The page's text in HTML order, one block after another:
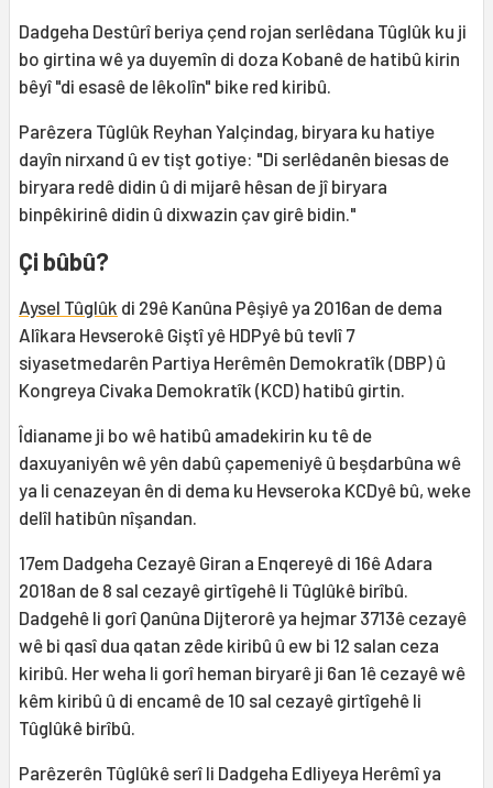
Dadgeha Destûrî beriya çend rojan serlêdana Tûglûk ku ji
bo girtina wê ya duyemîn di doza Kobanê de hatibû kirin
bêyî "di esasê de lêkolîn" bike red kiribû.
Parêzera Tûglûk Reyhan Yalçindag, biryara ku hatiye
dayîn nirxand û ev tişt gotiye: "Di serlêdanên biesas de
biryara redê didin û di mijarê hêsan de jî biryara
binpêkirinê didin û dixwazin çav girê bidin."
Çi bûbû?
Aysel Tûglûk di 29ê Kanûna Pêşiyê ya 2016an de dema
Alîkara Hevserokê Giştî yê HDPyê bû tevlî 7
siyasetmedarên Partiya Herêmên Demokratîk (DBP) û
Kongreya Civaka Demokratîk (KCD) hatibû girtin.
Îdianame ji bo wê hatibû amadekirin ku tê de
daxuyaniyên wê yên dabû çapemeniyê û beşdarbûna wê
ya li cenazeyan ên di dema ku Hevseroka KCDyê bû, weke
delîl hatibûn nîşandan.
17em Dadgeha Cezayê Giran a Enqereyê di 16ê Adara
2018an de 8 sal cezayê girtîgehê li Tûglûkê birîbû.
Dadgehê li gorî Qanûna Dijterorê ya hejmar 3713ê cezayê
wê bi qasî dua qatan zêde kiribû û ew bi 12 salan ceza
kiribû. Her weha li gorî heman biryarê ji 6an 1ê cezayê wê
kêm kiribû û di encamê de 10 sal cezayê girtîgehê li
Tûglûkê birîbû.
Parêzerên Tûglûkê serî li Dadgeha Edliyeya Herêmî ya